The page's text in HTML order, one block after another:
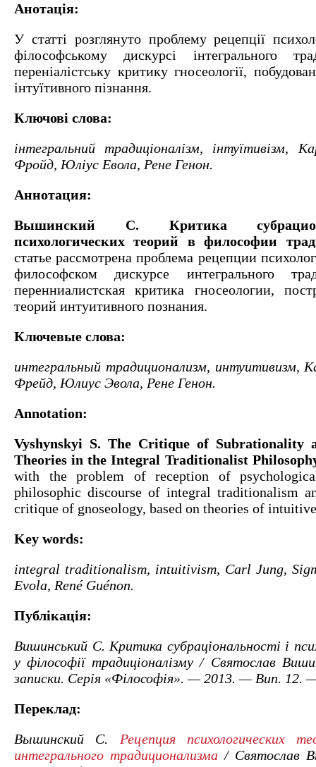
Анотація:
У статті розглянуто проблему рецепції
філософському дискурсі інтегрального
переніалістську критику гносеології,
інтуїтивного пізнання.
Ключові слова:
інтегральний традиціоналізм, інтуїтивізм,
Фройд, Юліус Евола, Рене Генон.
Аннотация:
Вышинский С. Критика
психологических теорий в философии
статье рассмотрена проблема рецепции
философском дискурсе интегрального
перенниалистская критика гносеологии,
теорий интуитивного познания.
Ключевые слова:
интегральный традиционализм, интуитивизм,
Фрейд, Юлиус Эвола, Рене Генон.
Annotation:
Vyshynskyi S. The Critique of Subrationality
Theories in the Integral Traditionalist
with the problem of reception of
philosophic discourse of integral traditionalism
critique of gnoseology, based on theories of
Key words:
integral traditionalism, intuitivism, Carl Jung,
Evola, René Guénon.
Публікація:
Вишинський С. Критика субраціональності і
у філософії традиціоналізму / Святослав
записки. Серія «Філософія». — 2013. — Вип.
Переклад:
Вышинский С. Рецепция психологических
интегрального традиционализма / Святослав